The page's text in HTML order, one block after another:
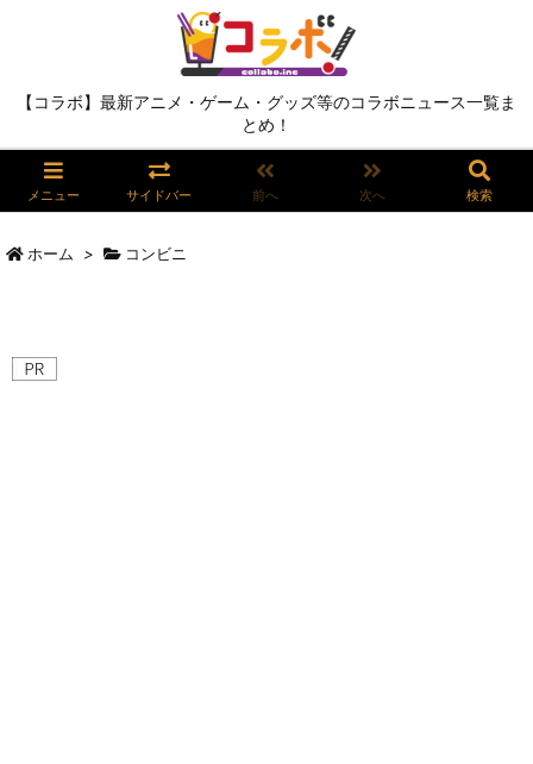
【コラボ】最新アニメ・ゲーム・グッズ等のコラボニュース一覧ま
とめ！
メニュー サイドバー 前へ 次へ 検索
ホーム > コンビニ